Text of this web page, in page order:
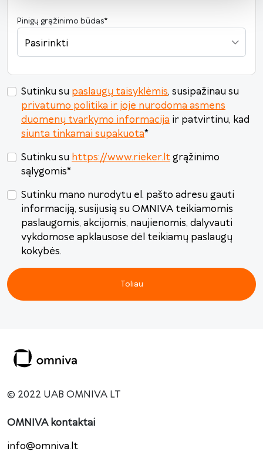
31 1 2 3 4 5 6
Šiandien Išvalyti Uždaryti
Pinigų grąžinimo būdas*
Pasirinkti
Sutinku su paslaugų taisyklėmis, susipažinau su
privatumo politika ir joje nurodoma asmens
duomenų tvarkymo informacija ir patvirtinu, kad
siunta tinkamai supakuota*
Sutinku su https://www.rieker.ltgrąžinimo
sąlygomis*
Sutinku mano nurodytu el. pašto adresu gauti
informaciją, susijusią su OMNIVA teikiamomis
paslaugomis, akcijomis, naujienomis, dalyvauti
vykdomose apklausose dėl teikiamų paslaugų
kokybės.
Toliau
© 2022 UAB OMNIVA LT
OMNIVA kontaktai
info@omniva.lt